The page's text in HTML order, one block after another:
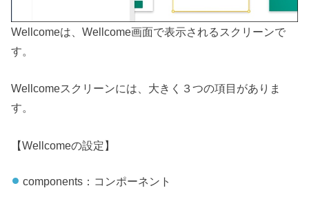
Wellcomeは、Wellcome画面で表示されるスクリーンで
す。
Wellcomeスクリーンには、大きく３つの項目がありま
す。
【Wellcomeの設定】
components：コンポーネント